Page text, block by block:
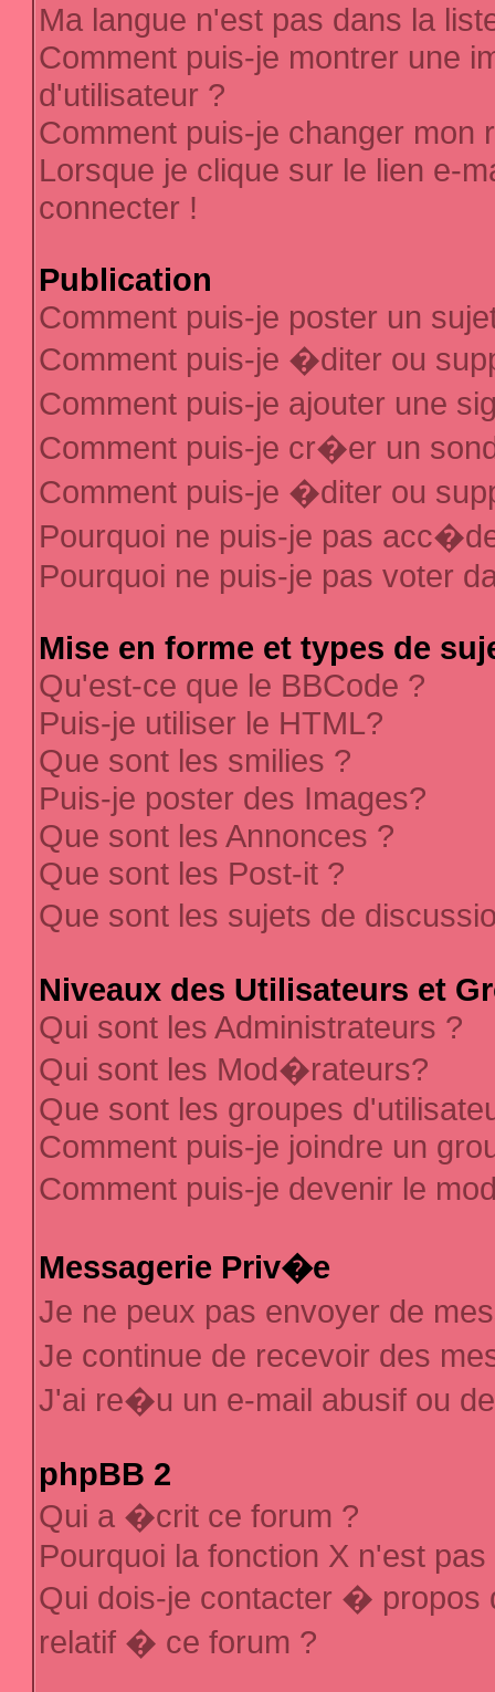
Ma langue n'est pas dans la
Comment puis-je montrer une
d'utilisateur ?
Comment puis-je changer mon
Lorsque je clique sur le lien e-
connecter !
Publication
Comment puis-je poster un
Comment puis-je �diter ou
Comment puis-je ajouter une
Comment puis-je cr�er un
Comment puis-je �diter ou
Pourquoi ne puis-je pas
Pourquoi ne puis-je pas voter
Mise en forme et types de
Qu'est-ce que le BBCode ?
Puis-je utiliser le HTML?
Que sont les smilies ?
Puis-je poster des Images?
Que sont les Annonces ?
Que sont les Post-it ?
Que sont les sujets de
Niveaux des Utilisateurs et
Qui sont les Administrateurs ?
Qui sont les Mod�rateurs?
Que sont les groupes
Comment puis-je joindre un
Comment puis-je devenir le
Messagerie Priv�e
Je ne peux pas envoyer de
Je continue de recevoir des
J'ai re�u un e-mail abusif ou
phpBB 2
Qui a �crit ce forum ?
Pourquoi la fonction X n'est
Qui dois-je contacter �
relatif � ce forum ?